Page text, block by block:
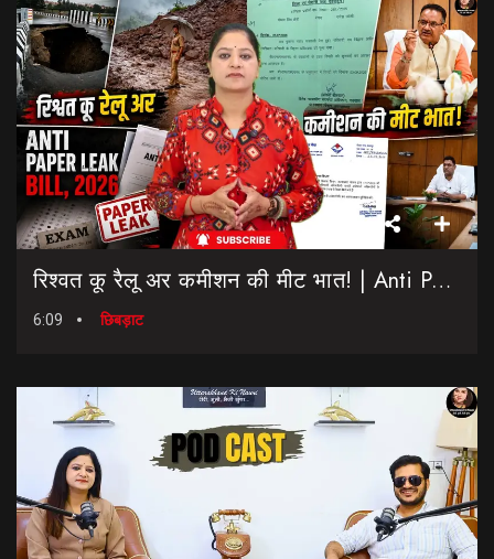
रिश्वत कू रैलू अर कमीशन की मीट भात! | Anti Paper Leak Bill 2026 | Saptahik Chhiprat
6:09 छिबड़ाट